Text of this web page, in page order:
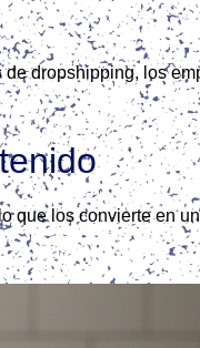
dropshipping, los
que los convierte en